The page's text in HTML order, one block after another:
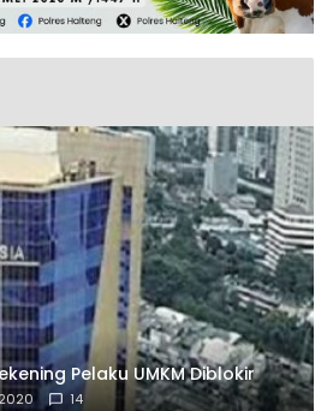
Pelaku UMKM Diblokir
14